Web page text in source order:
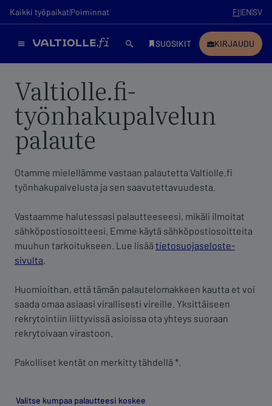
Valtiolle.fi-
työnhakupalvelun
palaute
Otamme mielellämme vastaan palautetta Valtiolle.fi
työnhakupalvelusta ja sen saavutettavuudesta.
Vastaamme halutessasi palautteeseesi, mikäli ilmoitat
sähköpostiosoitteesi. Emme käytä sähköpostiosoitteita
muuhun tarkoitukseen. Lue lisää tietosuojaseloste-
sivulta
Huomioithan, että tämän palautelomakkeen kautta et voi
saada omaa asiaasi virallisesti vireille. Yksittäiseen
rekrytointiin liittyvissä asioissa ota yhteys suoraan
rekrytoivaan virastoon.
Pakolliset kentät on merkitty tähdellä *.
Valitse kumpaa palautteesi koskee